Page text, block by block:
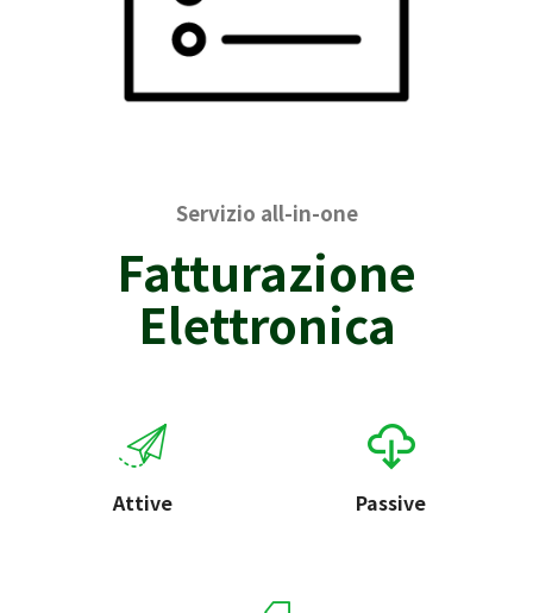
Servizio all-in-one
Fatturazione
Elettronica
Attive Passive